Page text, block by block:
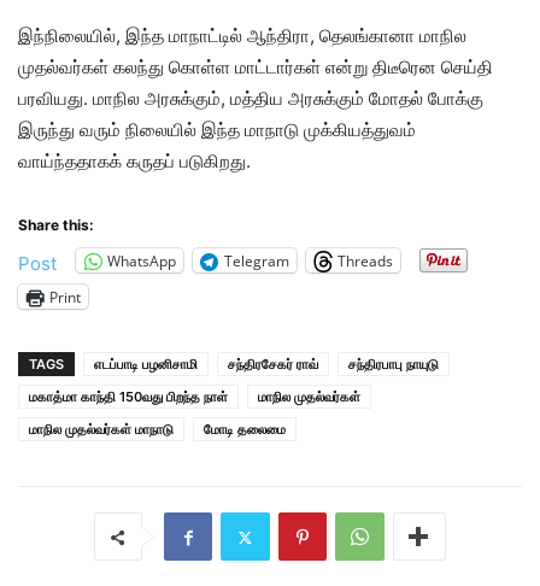
இந்நிலையில், இந்த மாநாட்டில் ஆந்திரா, தெலங்கானா மாநில
முதல்வர்கள் கலந்து கொள்ள மாட்டார்கள் என்று திடீரென செய்தி
பரவியது. மாநில அரசுக்கும், மத்திய அரசுக்கும் மோதல் போக்கு
இருந்து வரும் நிலையில் இந்த மாநாடு முக்கியத்துவம்
வாய்ந்ததாகக் கருதப் படுகிறது.
Share this:
Post WhatsApp Telegram
Threads
Print
TAGS எடப்பாடி பழனிசாமி சந்திரசேகர் ராவ்
சந்திரபாபு நாயுடு
மகாத்மா காந்தி 150வது பிறந்த நாள்
மாநில முதல்வர்கள்
மாநில முதல்வர்கள் மாநாடு
மோடி தலைமை